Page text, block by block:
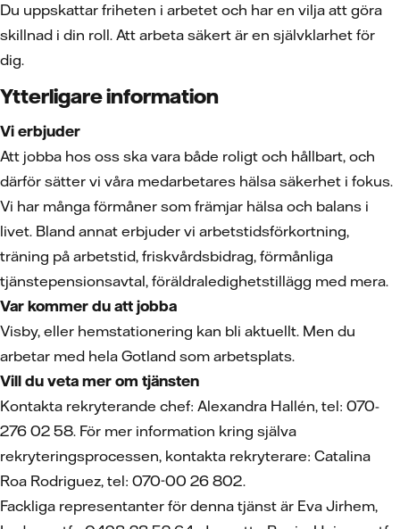
Du uppskattar friheten i arbetet och har en vilja att göra
skillnad i din roll. Att arbeta säkert är en självklarhet för
dig.
Ytterligare information
Vi erbjuder
Att jobba hos oss ska vara både roligt och hållbart, och
därför sätter vi våra medarbetares hälsa säkerhet i fokus.
Vi har många förmåner som främjar hälsa och balans i
livet. Bland annat erbjuder vi arbetstidsförkortning,
träning på arbetstid, friskvårdsbidrag, förmånliga
tjänstepensionsavtal, föräldraledighetstillägg med mera.
Var kommer du att jobba
Visby, eller hemstationering kan bli aktuellt. Men du
arbetar med hela Gotland som arbetsplats.
Vill du veta mer om tjänsten
Kontakta rekryterande chef: Alexandra Hallén, tel: 070-
276 02 58. För mer information kring själva
rekryteringsprocessen, kontakta rekryterare: Catalina
Roa Rodriguez, tel: 070-00 26 802.
Fackliga representanter för denna tjänst är Eva Jirhem,